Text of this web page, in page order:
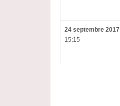
24 septembre 2017
15:15